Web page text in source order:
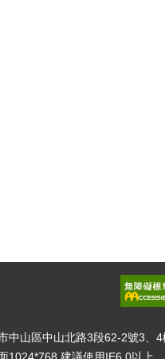
中山區中山北路3段62-2號3、4
1024*768 建議使用IE6.0以上